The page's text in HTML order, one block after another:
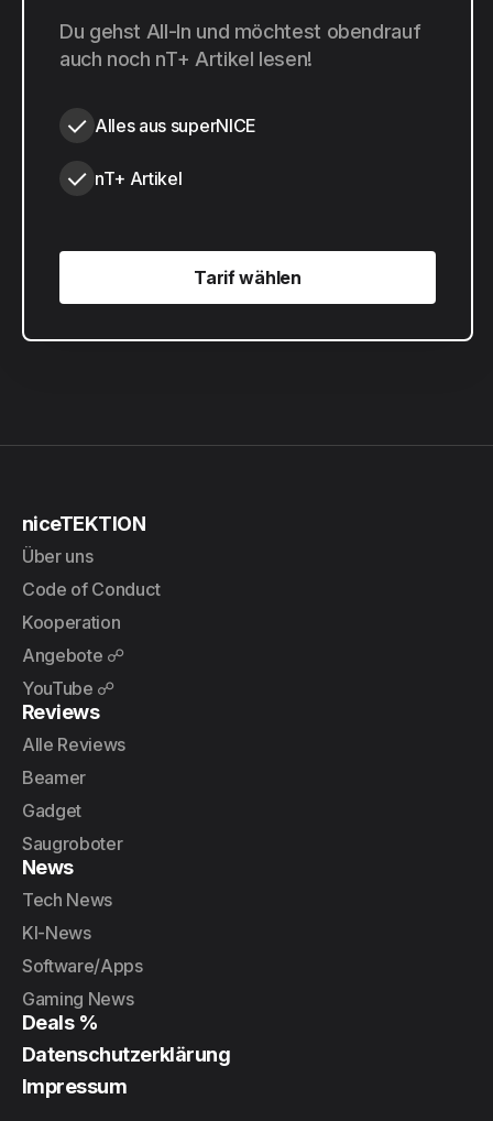
20 $ pro Jahr
Du gehst All-In und möchtest obendrauf
auch noch nT+ Artikel lesen!
Alles aus superNICE
nT+ Artikel
Tarif wählen
Tarif wählen
niceTEKTION
Über uns
Code of Conduct
Kooperation
Angebote ☍
YouTube ☍
Reviews
Alle Reviews
Beamer
Gadget
Saugroboter
News
Tech News
KI-News
Software/Apps
Gaming News
Deals %
Datenschutzerklärung
Impressum